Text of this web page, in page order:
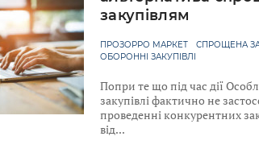
закупівлям
ПРОЗОРРО МАРКЕТ
СПРОЩЕНА
ОБОРОННІ ЗАКУПІВЛІ
Попри те що під час дії
закупівлі фактично не
проведенні конкурентних
від